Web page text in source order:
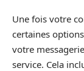
Une fois votre
certaines
votre
service. Cela